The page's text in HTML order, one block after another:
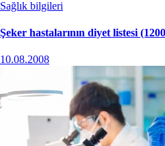
Sağlık bilgileri
Şeker hastalarının diyet listesi
10.08.2008